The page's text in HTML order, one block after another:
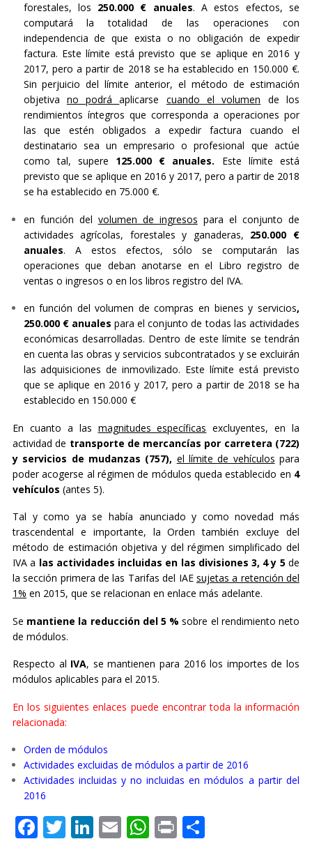
forestales, los 250.000 € anuales. A estos efectos, se
computará la totalidad de las operaciones con
independencia de que exista o no obligación de expedir
factura. Este límite está previsto que se aplique en 2016 y
2017, pero a partir de 2018 se ha establecido en 150.000 €.
Sin perjuicio del límite anterior, el método de estimación
objetiva no podráaplicarse cuando el volumen de los
rendimientos íntegros que corresponda a operaciones por
las que estén obligados a expedir factura cuando el
destinatario sea un empresario o profesional que actúe
como tal, supere 125.000 € anuales. Este límite está
previsto que se aplique en 2016 y 2017, pero a partir de 2018
se ha establecido en 75.000 €.
en función del volumen de ingresos para el conjunto de
actividades agrícolas, forestales y ganaderas, 250.000 €
anuales. A estos efectos, sólo se computarán las
operaciones que deban anotarse en el Libro registro de
ventas o ingresos o en los libros registro del IVA.
en función del volumen de compras en bienes y servicios,
250.000 € anuales para el conjunto de todas las actividades
económicas desarrolladas. Dentro de este límite se tendrán
en cuenta las obras y servicios subcontratados y se excluirán
las adquisiciones de inmovilizado. Este límite está previsto
que se aplique en 2016 y 2017, pero a partir de 2018 se ha
establecido en 150.000 €
En cuanto a las magnitudes específicas excluyentes, en la
actividad de transporte de mercancías por carretera (722)
y servicios de mudanzas (757), el límite de vehículos para
poder acogerse al régimen de módulos queda establecido en 4
vehículos (antes 5).
Tal y como ya se había anunciado y como novedad más
trascendental e importante, la Orden también excluye del
método de estimación objetiva y del régimen simplificado del
IVA a las actividades incluidas en las divisiones 3, 4 y 5de
la sección primera de las Tarifas del IAE sujetas a retención del
1% en 2015, que se relacionan en enlace más adelante.
Se mantiene la reducción del 5 % sobre el rendimiento neto
de módulos.
Respecto al IVA, se mantienen para 2016 los importes de los
módulos aplicables para el 2015.
En los siguientes enlaces puede encontrar toda la información
relacionada:
Orden de módulos
Actividades excluidas de módulos a partir de 2016
Actividades incluidas y no incluidas en módulos a partir del
2016
Facebook
Twitter
LinkedIn
EmailWhatsApp
Print